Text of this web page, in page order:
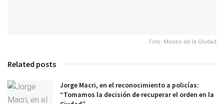
Foto: Museo de la Ciudad
Related posts
Jorge Macri, en el reconocimiento a policías:
“Tomamos la decisión de recuperar el orden en la